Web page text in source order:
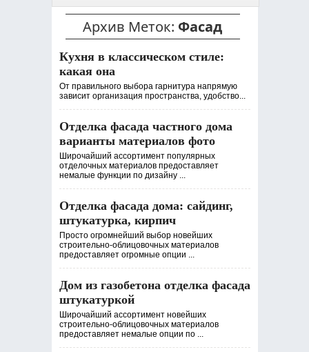
Архив Меток: Фасад
Кухня в классическом стиле:
какая она
От правильного выбора гарнитура напрямую
зависит организация пространства, удобство...
Отделка фасада частного дома
варианты материалов фото
Широчайший ассортимент популярных
отделочных материалов предоставляет
немалые функции по дизайну ...
Отделка фасада дома: сайдинг,
штукатурка, кирпич
Просто огромнейший выбор новейших
строительно-облицовочных материалов
предоставляет огромные опции ...
Дом из газобетона отделка фасада
штукатуркой
Широчайший ассортимент новейших
строительно-облицовочных материалов
предоставляет немалые опции по ...